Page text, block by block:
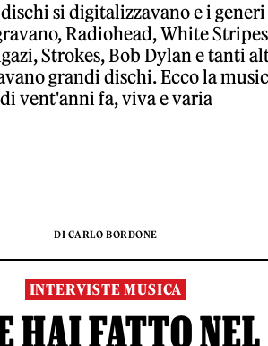
si digitalizzavano e i generi
Radiohead, White
Strokes, Bob Dylan e tanti
grandi dischi. Ecco la
di vent'anni fa, viva e varia
DI CARLO BORDONE
INTERVISTE MUSICA
HAI FATTO NEL